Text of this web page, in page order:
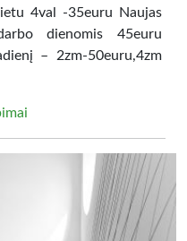
4val -35euru Naujas
dienomis 45euru
– 2zm-50euru,4zm